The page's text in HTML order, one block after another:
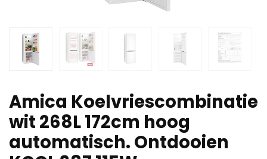
Amica Koelvriescombinatie
wit 268L 172cm hoog
automatisch. Ontdooien